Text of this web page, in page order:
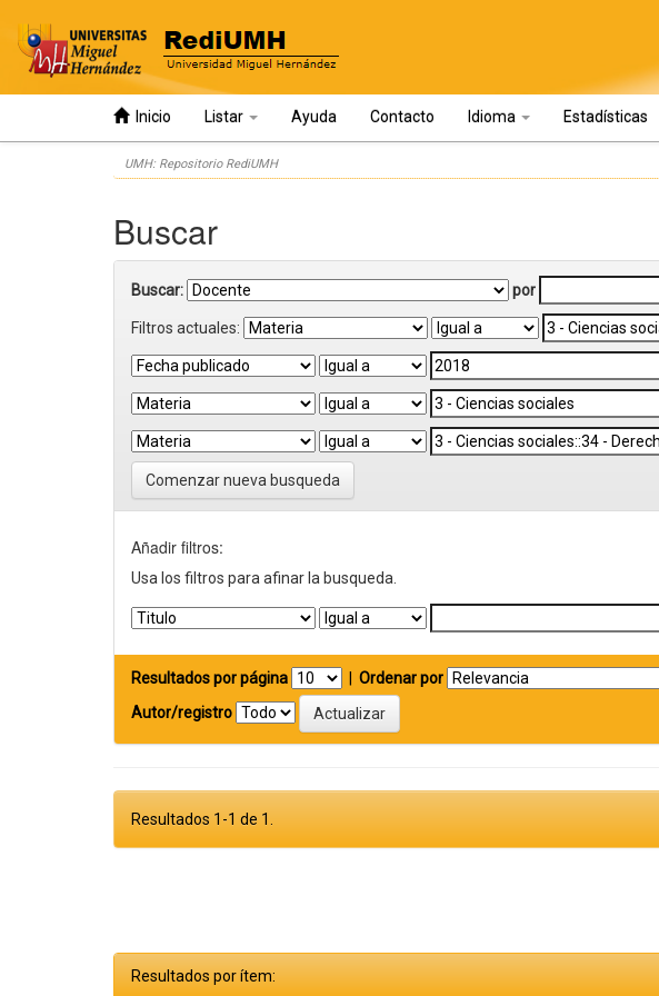
Inicio Listar Ayuda Contacto Idioma Estadísticas
UMH: Repositorio RediUMH
Buscar
Buscar: por
Filtros actuales:
Comenzar nueva busqueda
Añadir filtros:
Usa los filtros para afinar la busqueda.
Resultados por página Ordenar por
Autor/registro
Resultados 1-1 de 1.
Resultados por ítem: